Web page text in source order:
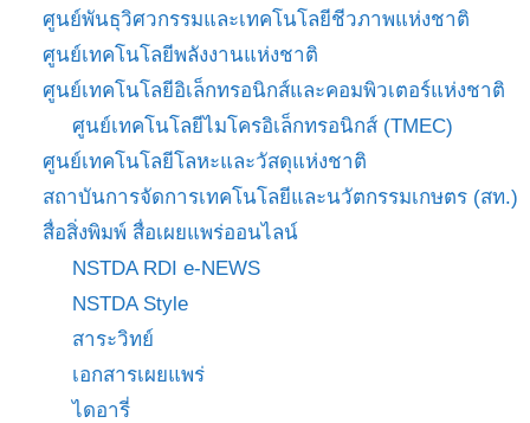
ศูนย์พันธุวิศวกรรมและเทคโนโลยีชีวภาพแห่งชาติ
ศูนย์เทคโนโลยีพลังงานแห่งชาติ
ศูนย์เทคโนโลยีอิเล็กทรอนิกส์และคอมพิวเตอร์แห่งชาติ
ศูนย์เทคโนโลยีไมโครอิเล็กทรอนิกส์ (TMEC)
ศูนย์เทคโนโลยีโลหะและวัสดุแห่งชาติ
สถาบันการจัดการเทคโนโลยีและนวัตกรรมเกษตร (สท.)
สื่อสิ่งพิมพ์ สื่อเผยแพร่ออนไลน์
NSTDA RDI e-NEWS
NSTDA Style
สาระวิทย์
เอกสารเผยแพร่
ไดอารี่